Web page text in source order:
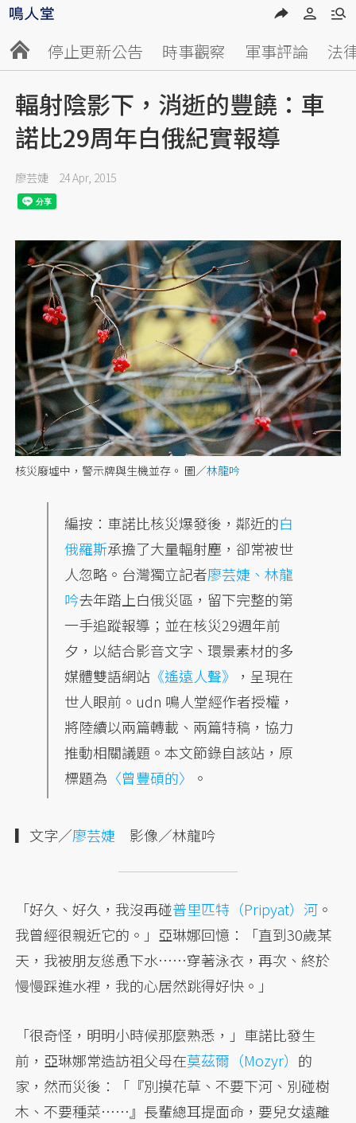
停止更新公告 時事觀察 軍事評論 法
輻射陰影下，消逝的豐饒：車
諾比29周年白俄紀實報導
廖芸婕 24 Apr, 2015
核災廢墟中，警示牌與生機並存。 圖／林龍吟
編按：車諾比核災爆發後，鄰近的白
俄羅斯承擔了大量輻射塵，卻常被世
人忽略。台灣獨立記者廖芸婕、林龍
吟去年踏上白俄災區，留下完整的第
一手追蹤報導；並在核災29週年前
夕，以結合影音文字、環景素材的多
媒體雙語網站 《遙遠人聲》
，呈現在
世人眼前。udn 鳴人堂經作者授權，
將陸續以兩篇轉載、兩篇特稿，協力
推動相關議題。本文節錄自該站，原
標題為 〈曾豐碩的〉 。
▎文字／廖芸婕 影像／林龍吟
「好久、好久，我沒再碰普里匹特（Pripyat）河 。
我曾經很親近它的。」亞琳娜回憶：「直到30歲某
天，我被朋友慫恿下水……穿著泳衣，再次、終於
慢慢踩進水裡，我的心居然跳得好快。」
「很奇怪，明明小時候那麼熟悉，」車諾比發生
前，亞琳娜常造訪祖父母在莫茲爾（Mozyr） 的
家，然而災後：「『別摸花草、不要下河、別碰樹
木、不要種菜……』長輩總耳提面命，要兒女遠離